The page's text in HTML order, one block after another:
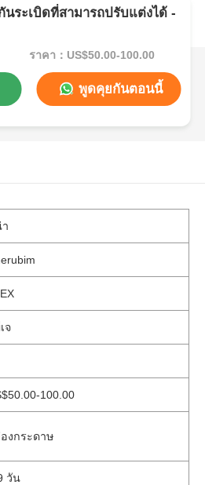
ระเบิดที่สามารถปรับแต่งได้ -
ราคา：US$50.00-100.00
พูดคุยกันตอนนี้
จ
100.00
งกระดาษ
วัน